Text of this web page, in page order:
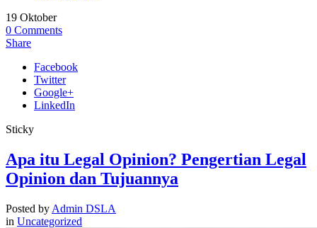
19 Oktober
0 Comments
Share
Facebook
Twitter
Google+
LinkedIn
Sticky
Apa itu Legal Opinion? Pengertian Legal
Opinion dan Tujuannya
Posted by Admin DSLA
in Uncategorized